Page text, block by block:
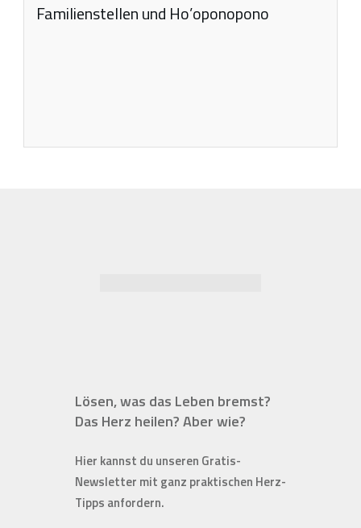
Familienstellen und Ho’oponopono
Lösen, was das Leben bremst?
Das Herz heilen? Aber wie?
Hier kannst du unseren Gratis-
Newsletter mit ganz praktischen Herz-
Tipps anfordern.